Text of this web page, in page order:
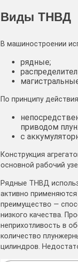
Виды ТНВД
В машиностроении
рядные;
По принципу
приводом
с
Конструкция
основной рабочий
Рядные ТНВД
активно
преимущество —
низкого качества.
неприхотливость в
количество
цилиндров.